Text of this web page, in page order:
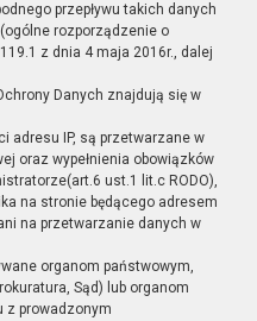
przepływu takich danych
rozporządzenie o
z dnia 4 maja 2016r., dalej
Danych znajdują się w
adresu IP, są przetwarzane w
oraz wypełnienia obowiązków
ust.1 lit.c RODO),
na stronie będącego adresem
na przetwarzanie danych w
organom państwowym,
Sąd) lub organom
z prowadzonym